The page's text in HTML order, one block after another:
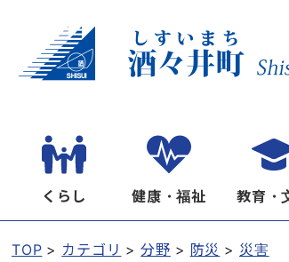
くらし 健康・福祉 教育・
TOP カテゴリ 分野 防災
災害